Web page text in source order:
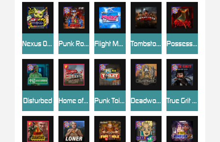
Home of the Brave
Tombstone Slaughter
Punk Rocker 2
Deadwood R.I.P
Nexus Outsourced Flight Mode
Punk Toilet
Possessed
Disturbed True Grit Redemption